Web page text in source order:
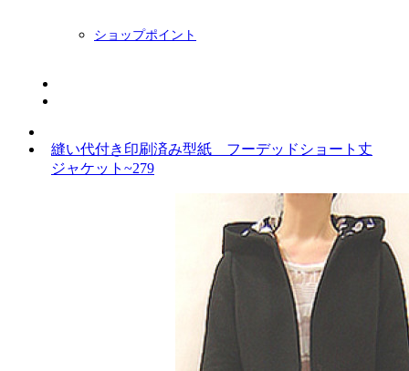
ショップポイント
縫い代付き印刷済み型紙 フーデッドショート丈
ジャケット~279